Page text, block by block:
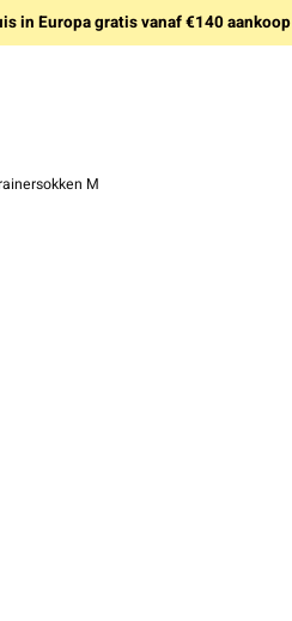
in Europa gratis vanaf €140 aankoop
M